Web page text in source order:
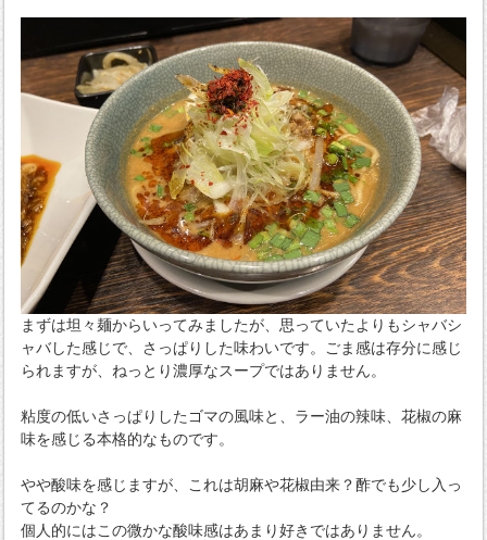
まずは坦々麺からいってみましたが、思っていたよりもシャバシ
ャバした感じで、さっぱりした味わいです。ごま感は存分に感じ
られますが、ねっとり濃厚なスープではありません。
粘度の低いさっぱりしたゴマの風味と、ラー油の辣味、花椒の麻
味を感じる本格的なものです。
やや酸味を感じますが、これは胡麻や花椒由来？酢でも少し入っ
てるのかな？
個人的にはこの微かな酸味感はあまり好きではありません。